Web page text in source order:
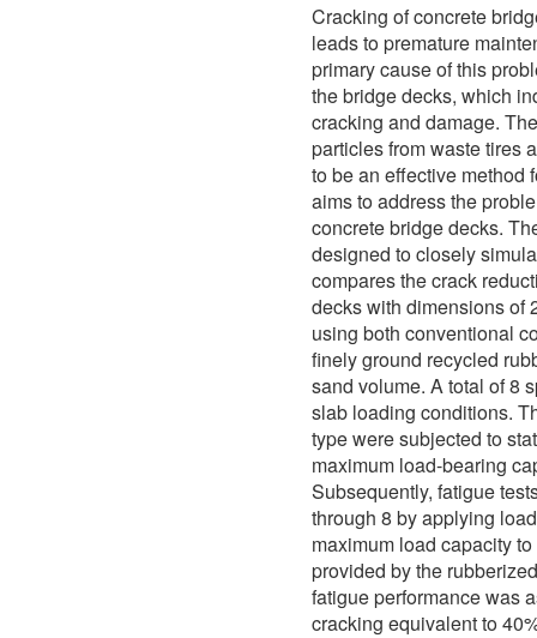
Cracking of concrete
leads to premature
primary cause of this
the bridge decks, which
cracking and damage.
particles from waste tires
to be an effective method
aims to address the
concrete bridge decks.
designed to closely
compares the crack
decks with dimensions of
using both conventional
finely ground recycled
sand volume. A total of 8
slab loading conditions.
type were subjected to
maximum load-bearing
Subsequently, fatigue
through 8 by applying
maximum load capacity
provided by the
fatigue performance was
cracking equivalent to